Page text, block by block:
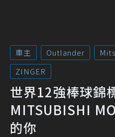
車主 Outlander
ZINGER
世界12強棒球錦
MITSUBISHI
的你